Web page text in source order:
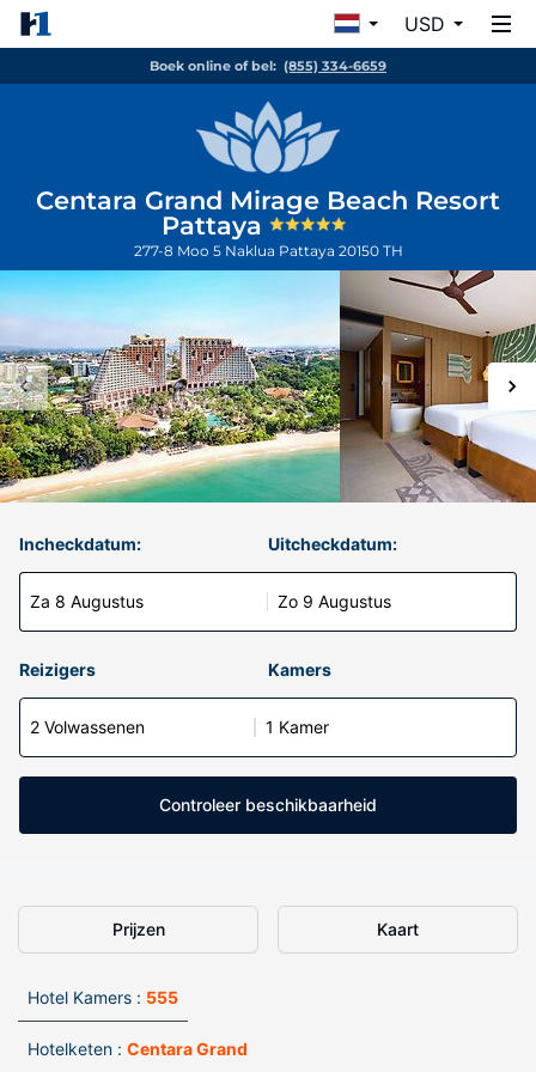
USD
Boek online of bel: (855) 334-6659
Centara Grand Mirage Beach Resort
Pattaya
277-8 Moo 5 Naklua Pattaya 20150 TH
Incheckdatum:
Za 8 Augustus
Uitcheckdatum:
Zo 9 Augustus
Reizigers Kamers
2 Volwassenen 1 Kamer
Controleer beschikbaarheid
Prijzen Kaart
Hotel Kamers : 555
Hotelketen : Centara Grand